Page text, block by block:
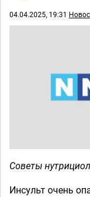
04.04.2025, 19:31
Советы
Инсульт очень